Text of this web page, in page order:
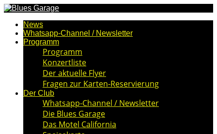
News
Whatsapp-Channel / Newsletter
Programm
Programm
Konzertliste
Der aktuelle Flyer
Fragen zur Karten-Reservierung
Der Club
Whatsapp-Channel / Newsletter
Die Blues Garage
Das Motel California